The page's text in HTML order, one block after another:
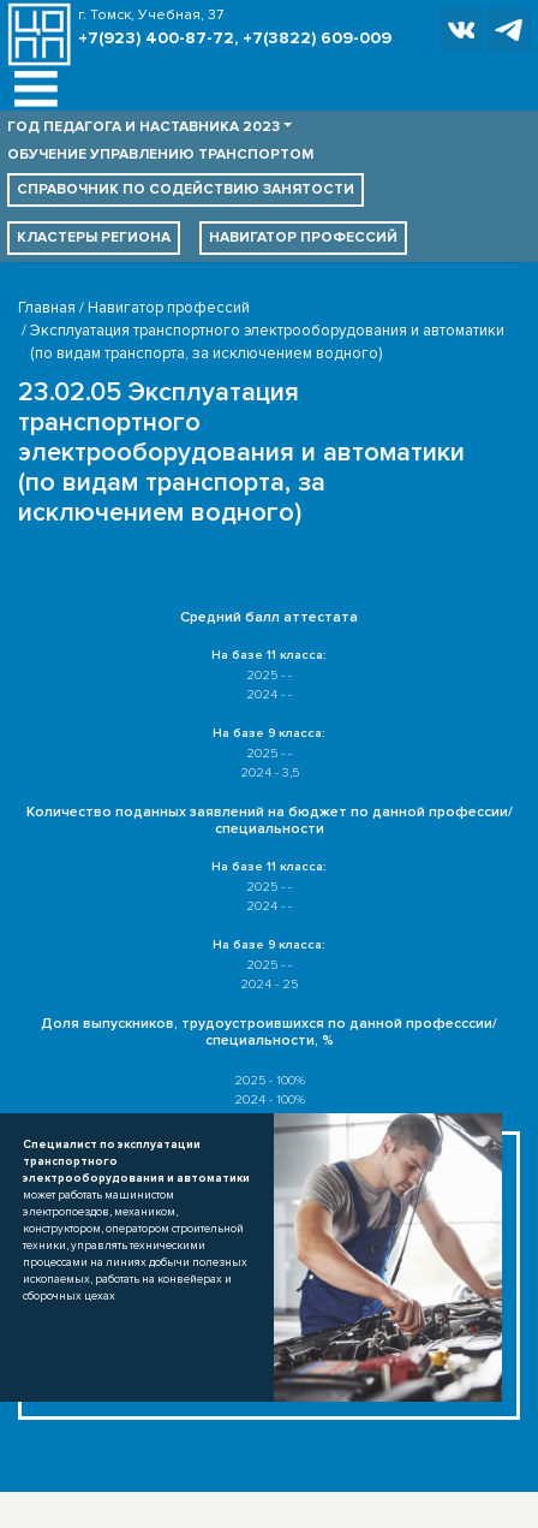
г. Томск, Учебная, 37
+7(923) 400-87-72, +7(3822) 609-009
ГОД ПЕДАГОГА И НАСТАВНИКА 2023
ОБУЧЕНИЕ УПРАВЛЕНИЮ ТРАНСПОРТОМ
СПРАВОЧНИК ПО СОДЕЙСТВИЮ ЗАНЯТОСТИ
КЛАСТЕРЫ РЕГИОНА НАВИГАТОР ПРОФЕССИЙ
Главная
Навигатор профессий
Эксплуатация транспортного электрооборудования и автоматики
(по видам транспорта, за исключением водного)
23.02.05 Эксплуатация
транспортного
электрооборудования и автоматики
(по видам транспорта, за
исключением водного)
Средний балл аттестата
На базе 11 класса:
2025 - -
2024 - -
На базе 9 класса:
2025 - -
2024 - 3,5
Количество поданных заявлений на бюджет по данной профессии/
специальности
На базе 11 класса:
2025 - -
2024 - -
На базе 9 класса:
2025 - -
2024 - 25
Доля выпускников, трудоустроившихся по данной професссии/
специальности, %
2025 - 100%
2024 - 100%
Специалист по эксплуатации
транспортного
электрооборудования и автоматики
может работать машинистом
электропоездов, механиком,
конструктором, оператором строительной
техники, управлять техническими
процессами на линиях добычи полезных
ископаемых, работать на конвейерах и
сборочных цехах